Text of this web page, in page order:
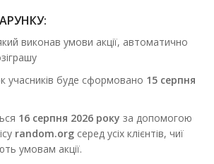
виконав умови акції, автоматично
учасників буде сформовано 15 серпня
16 серпня 2026 року за допомогою
random.org серед усіх клієнтів, чиї
умовам акції.